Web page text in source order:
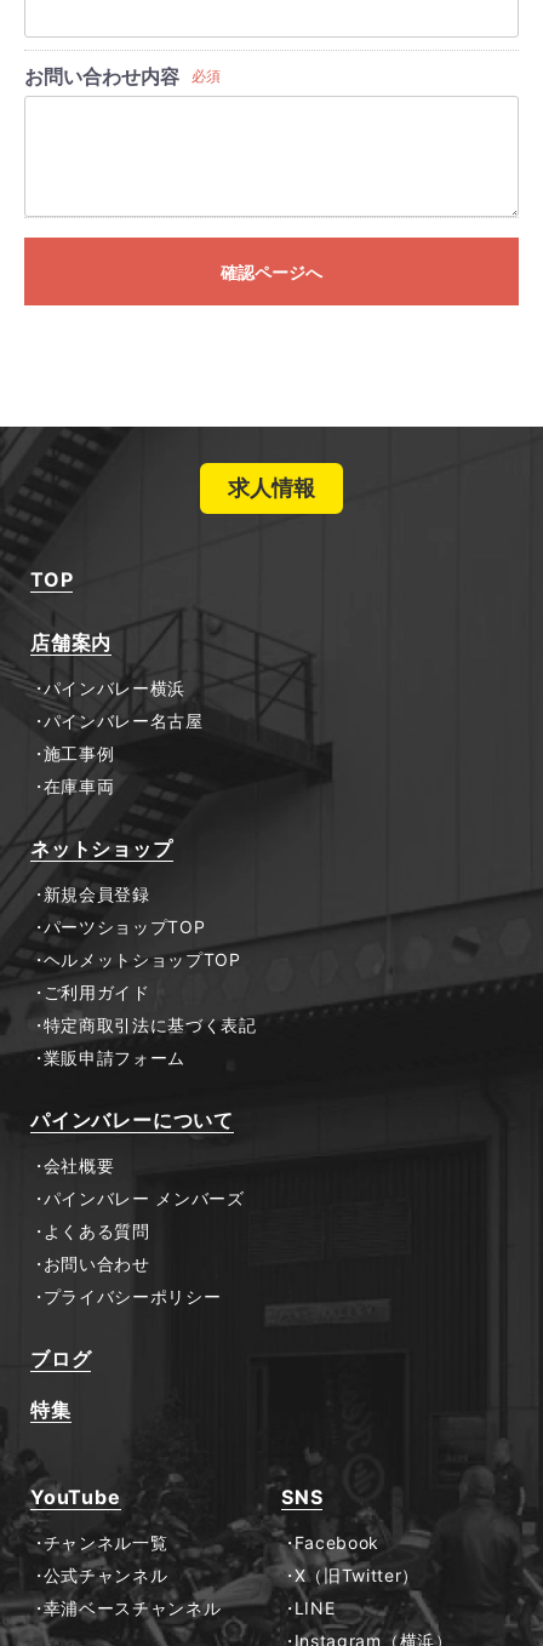
お問い合わせ内容 必須
確認ページへ
求人情報
TOP
店舗案内
パインバレー横浜
パインバレー名古屋
施工事例
在庫車両
ネットショップ
新規会員登録
パーツショップTOP
ヘルメットショップTOP
ご利用ガイド
特定商取引法に基づく表記
業販申請フォーム
パインバレーについて
会社概要
パインバレー メンバーズ
よくある質問
お問い合わせ
プライバシーポリシー
ブログ
特集
YouTube
チャンネル一覧
公式チャンネル
幸浦ベースチャンネル
SNS
Facebook
X（旧Twitter）
LINE
Instagram（横浜）